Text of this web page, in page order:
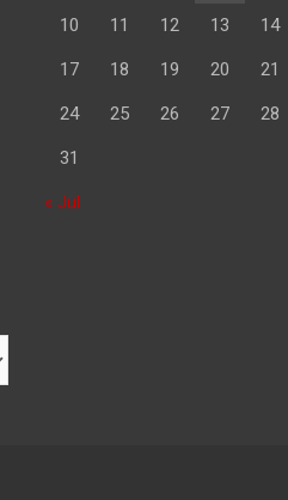
10 11 12 13 14
17 18 19 20 21
24 25 26 27 28
31
« Jul